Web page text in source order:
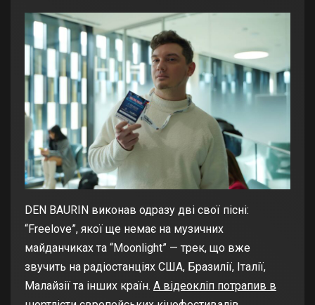
DEN BAURIN виконав одразу дві свої пісні:
“Freelove”, якої ще немає на музичних
майданчиках та “Moonlight” — трек, що вже
звучить на радіостанціях США, Бразилії, Італії,
Малайзії та інших країн. А відеокліп потрапив в